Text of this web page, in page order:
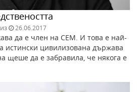
26.06.2017
да е член на СЕМ. И това е най-
истински цивилизована държава
щеше да е забравила, че някога е